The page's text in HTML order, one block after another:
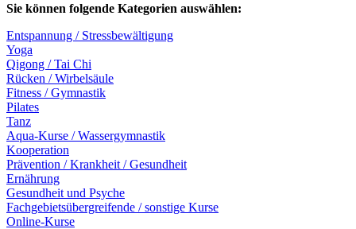
Sie können folgende Kategorien auswählen:
Entspannung / Stressbewältigung
Yoga
Qigong / Tai Chi
Rücken / Wirbelsäule
Fitness / Gymnastik
Pilates
Tanz
Aqua-Kurse / Wassergymnastik
Kooperation
Prävention / Krankheit / Gesundheit
Ernährung
Gesundheit und Psyche
Fachgebietsübergreifende / sonstige Kurse
Online-Kurse